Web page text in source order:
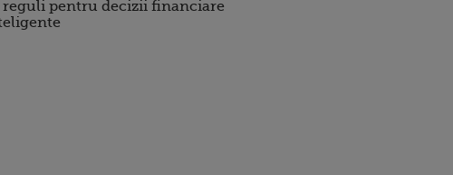
reguli pentru decizii financiare